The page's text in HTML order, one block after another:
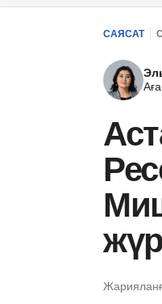
САЯСАТ